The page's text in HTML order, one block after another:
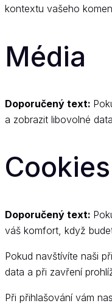
kontextu vašeho
Média
Doporučený text:
a zobrazit libovolné
Cookies
Doporučený text:
váš komfort, když
Pokud navštívíte naši
data a při zavření
Při přihlašování vám